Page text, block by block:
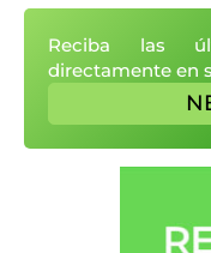
Reciba las
directamente en